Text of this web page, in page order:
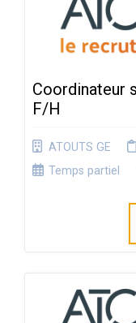
Coordinateur
F/H
ATOUTS GE
Temps partiel